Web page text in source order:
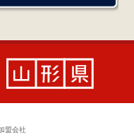
盟会社